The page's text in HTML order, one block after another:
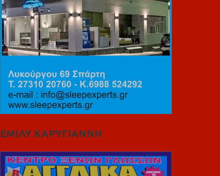
ΕΜΙΛΥ ΚΑΡΥΓΙΑΝΝΗ